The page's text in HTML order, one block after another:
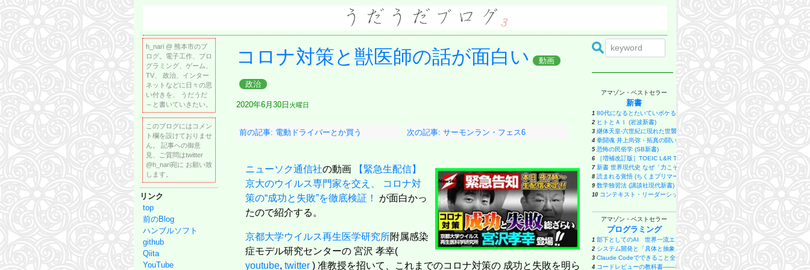
h_nari @ 熊本市のブ
ログ。電子工作、プロ
グラミング、ゲーム、
TV、 政治、インター
ネットなどに日々の思
い付きを、 うだうだ
～と書いていきたい。
このブログにはコメン
ト欄を設けておりませ
ん。 記事への御意
見、ご質問はtwitter
@h_nari宛に お願い致
します。
リンク
top
前のBlog
ハンブルソフト
github
Qiita
YouTube
コロナ対策と獣医師の話が面白い 動画
政治
2020年6月30日 火曜日
前の記事: 電動ドライバーとか買う 次の記事: サーモンラン・フェス6
ニューソク通信社の動画
【緊急生配信】
京大のウイルス専門家を交え、 コロナ対
策の“成功と失敗”を徹底検証！
が面白かっ
たので紹介する。
京都大学ウイルス再生医学研究所附属感染
症モデル研究センターの 宮沢 孝幸(
youtube, twitter ) 准教授を招いて、これまでのコロナ対策の 成功と失敗を明ら
アマゾン・ベストセラー
新書
1 80代になるとたいていボケるか死ぬ。70代は神様から与えられた特別な時間 (
2 ヒトとＡＩ (岩波新書)
3 継体天皇-六世紀に現れた世襲王権の「始祖王」 (中公新書 2910)
4 拳闘魂 井上尚弥・拓真の闘い (講談社+α新書 907-1A)
5 恐怖の民俗学 (SB新書)
6 ［増補改訂版］TOEIC L&R TEST 出る単特急 金のフレーズ (TOEIC TEST 特
7 新書 世界現代史 なぜ「力こそ正義」はよみがえったのか (講談社現代新書
8 読まれる覚悟 (ちくまプリマー新書)
9 数学独習法 (講談社現代新書)
10 コンテキスト・リーダーシップ 「最高の上司」と「最悪の上司」は文脈で
12 新装版 電磁気学のＡＢＣ やさしい回路から「場」の考え方まで (ブルーバ
人文知は武器になる (文春新書 1529)
うまくいっている人の考え方 完全版 (ディスカヴァー携書)
15 ヤバい日本の住所 (幻冬舎新書)
16 高市早苗という病 (ベスト新書 624)
17 読書する脳 (SB新書)
18 ハイデガー哲学入門 『存在と時間』を読む (講談社現代新書)
アマゾン・ベストセラー
プログラミング
1 部下としてのAI 世界一流エンジニアの進化術
2 システム開発と「具体と抽象」〜問題発見と問題解決を往復する「思考のメタ
3 Claude Codeでできること全部やってみた: 初心者でも簡単！AI副業・アプ
4 コードレビューの教科書――なんとなく承認から抜け出すための観点と判断基